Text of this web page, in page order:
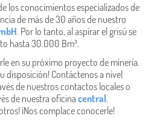
los conocimientos especializados de
de más de 30 años de nuestro
. Por lo tanto, al aspirar el grisú se
hasta 30.000 Bm³.
en su próximo proyecto de minería.
disposición! Contáctenos a nivel
de nuestros contactos locales o
de nuestra oficina central.
¡Nos complace conocerle!